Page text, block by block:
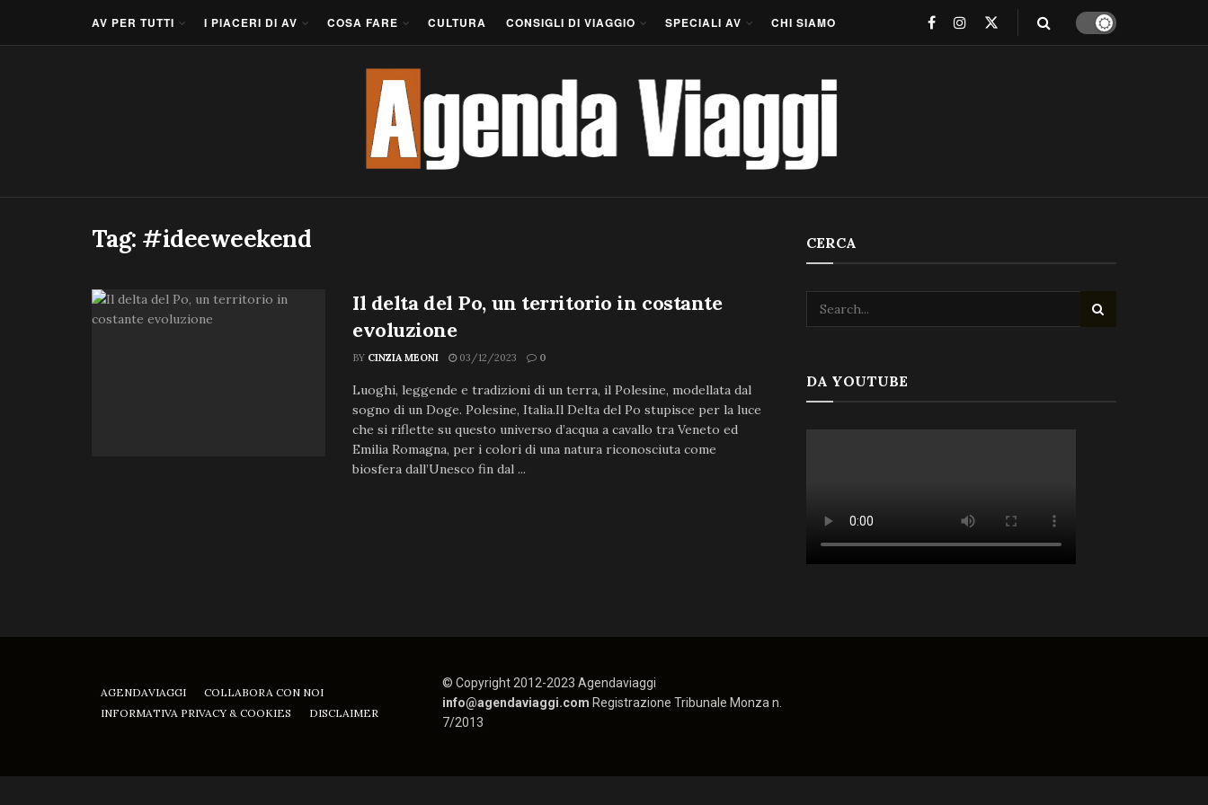
AV PER TUTTI I PIACERI DI AV COSA FARE CULTURA CONSIGLI DI VIAGGIO SPECIALI AV CHI SIAMO
Tag: #ideeweekend
Il delta del Po, un territorio in costante
evoluzione
BY CINZIA MEONI 03/12/2023 0
Luoghi, leggende e tradizioni di un terra, il Polesine, modellata dal
sogno di un Doge. Polesine, Italia.Il Delta del Po stupisce per la luce
che si riflette su questo universo d’acqua a cavallo tra Veneto ed
Emilia Romagna, per i colori di una natura riconosciuta come
biosfera dall’Unesco fin dal ...
CERCA
DA YOUTUBE
AGENDAVIAGGI
COLLABORA CON NOI
INFORMATIVA PRIVACY & COOKIES
DISCLAIMER
© Copyright 2012-2023 Agendaviaggi
info@agendaviaggi.com Registrazione Tribunale Monza n.
7/2013